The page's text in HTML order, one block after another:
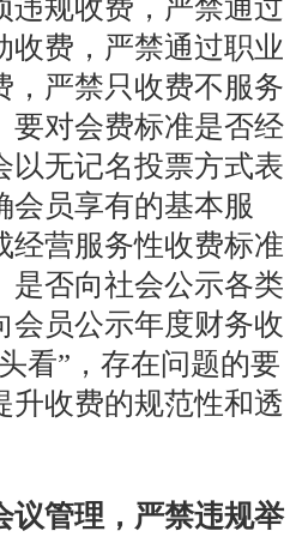
违规收费，严禁通过
收费，严禁通过职业
，严禁只收费不服务
要对会费标准是否经
以无记名投票方式表
会员享有的基本服
经营服务性收费标准
是否向社会公示各类
会员公示年度财务收
看”，存在问题的要
升收费的规范性和透
议管理，严禁违规举